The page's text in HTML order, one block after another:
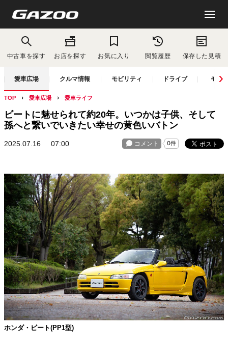
中古車を探す お店を探す お気に入り 閲覧履歴 保存した見積
愛車広場 クルマ情報 モビリティ ドライブ モー
TOP 愛車広場 愛車ライフ
ビートに魅せられて約20年。いつかは子供、そして
孫へと繋いでいきたい幸せの黄色いバトン
2025.07.16 07:00
ホンダ・ビート(PP1型)